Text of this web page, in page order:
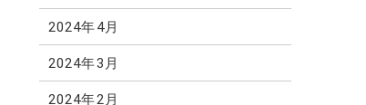
2024年4月
2024年3月
2024年2月